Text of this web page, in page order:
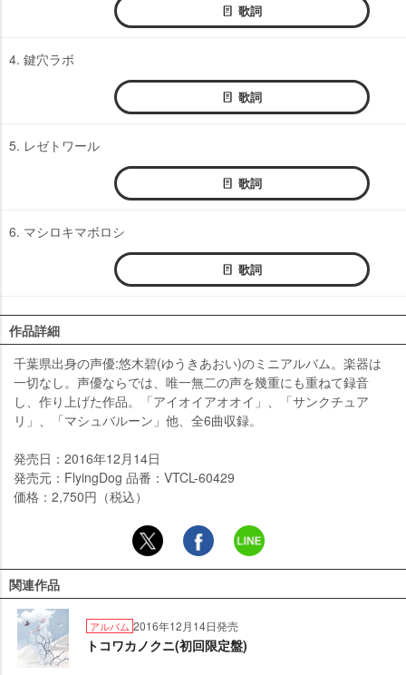
歌詞
4. 鍵穴ラボ
歌詞
5. レゼトワール
歌詞
6. マシロキマボロシ
歌詞
作品詳細
千葉県出身の声優:悠木碧(ゆうきあおい)のミニアルバム。楽器は
一切なし。声優ならでは、唯一無二の声を幾重にも重ねて録音
し、作り上げた作品。「アイオイアオオイ」、「サンクチュア
リ」、「マシュバルーン」他、全6曲収録。
発売日：2016年12月14日
発売元：FlyingDog 品番：VTCL-60429
価格：2,750円（税込）
関連作品
アルバム 2016年12月14日発売
トコワカノクニ(初回限定盤)